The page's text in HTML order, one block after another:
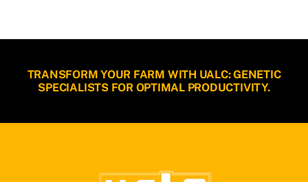
TRANSFORM YOUR FARM WITH UALC: GENETIC
SPECIALISTS FOR OPTIMAL PRODUCTIVITY.